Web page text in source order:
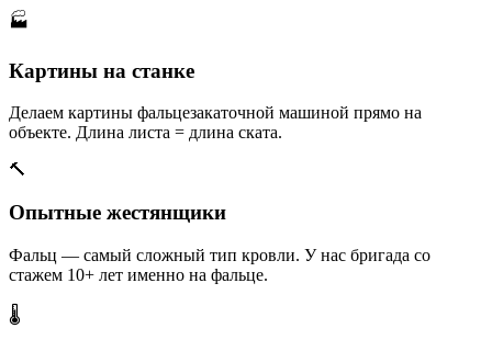
🏭
Картины на станке
Делаем картины фальцезакаточной машиной прямо на
объекте. Длина листа = длина ската.
🔨
Опытные жестянщики
Фальц — самый сложный тип кровли. У нас бригада со
стажем 10+ лет именно на фальце.
🌡️